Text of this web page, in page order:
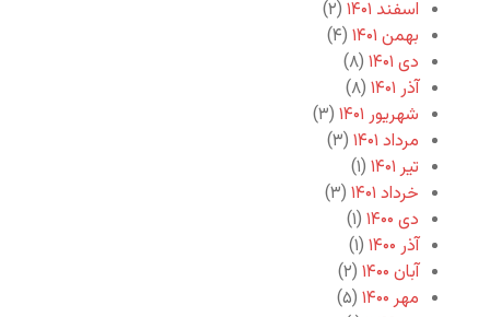
اسفند ۱۴۰۱
(۲)
بهمن ۱۴۰۱
(۴)
دی ۱۴۰۱
(۸)
آذر ۱۴۰۱
(۸)
شهریور ۱۴۰۱
(۳)
مرداد ۱۴۰۱
(۳)
تیر ۱۴۰۱
(۱)
خرداد ۱۴۰۱
(۳)
دی ۱۴۰۰
(۱)
آذر ۱۴۰۰
(۱)
آبان ۱۴۰۰
(۲)
مهر ۱۴۰۰
(۵)